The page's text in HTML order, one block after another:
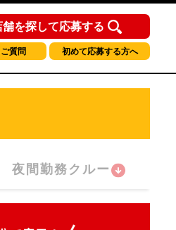
舗を探して応募する
質問 初めて応募する方へ
夜間勤務クルー